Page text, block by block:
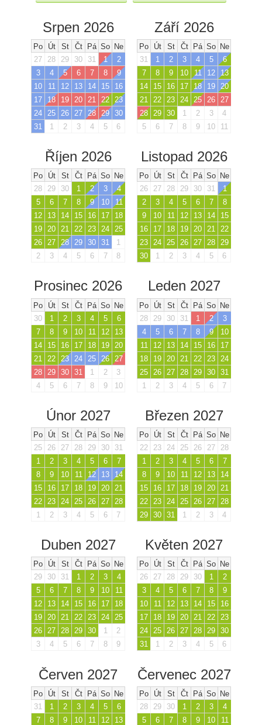
Srpen 2026
Po Út St Čt Pá So Ne
27
28 29 30 31 1
2
3
4 5 6 7 8
9
10
11 12 13 14 15
16
17
18 19 20 21 22
23
24
25 26 27 28 29 30
31
1 2 3 4 5 6
Září 2026
Po Út St Čt Pá So Ne
31
1 2 3 4 5
6
7
8 9 10 11 12
13
14
15 16 17 18 19
20
21
22 23 24 25 26
27
28
29 30 1 2 3
4
5
6 7 8 9 10 11
Říjen 2026
Po Út St Čt Pá So Ne
28
29 30 1 2 3
4
5
6 7 8 9 10
11
12
13 14 15 16 17
18
19 20 21 22 23 24 25
26 27 28 29 30 31
1
2
3 4 5 6 7 8
Listopad 2026
Po Út St Čt Pá So Ne
26
27 28 29 30 31
1
2
3 4 5 6 7
8
9
10 11 12 13 14
15
16
17 18 19 20 21 22
23 24 25 26 27 28 29
30
1 2 3 4 5 6
Prosinec 2026
Po Út St Čt Pá So Ne
30
1 2 3 4 5
6
7
8 9 10 11 12
13
14
15 16 17 18 19
20
21
22 23 24 25 26
27
28
29 30 31 1 2
3
4
5 6 7 8 9 10
Leden 2027
Po Út St Čt Pá So Ne
28
29 30 31 1 2
3
4
5 6 7 8 9
10
11
12 13 14 15 16
17
18
19 20 21 22 23
24
25
26 27 28 29 30 31
1
2 3 4 5 6 7
Únor 2027
Po Út St Čt Pá So Ne
25
26 27 28 29 30
31
1
2 3 4 5 6
7
8
9 10 11 12 13
14
15
16 17 18 19 20 21
22 23 24 25 26 27 28
1
2 3 4 5 6 7
Březen 2027
Po Út St Čt Pá So Ne
22
23 24 25 26 27
28
1
2 3 4 5 6
7
8
9 10 11 12 13
14
15
16 17 18 19 20 21
22 23 24 25 26 27 28
29 30 31 1 2 3 4
Duben 2027
Po Út St Čt Pá So Ne
29
30 31 1 2 3
4
5
6 7 8 9 10
11
12
13 14 15 16 17
18
19 20 21 22 23 24 25
26 27 28 29 30 1
2
3
4 5 6 7 8 9
Květen 2027
Po Út St Čt Pá So Ne
26
27 28 29 30 1
2
3
4 5 6 7 8
9
10
11 12 13 14 15
16
17
18 19 20 21 22 23
24 25 26 27 28 29 30
31
1 2 3 4 5 6
Červen 2027
Po Út St Čt Pá So Ne
31
1 2 3 4 5
6
7
8 9 10 11 12
13
Červenec 2027
Po Út St Čt Pá So Ne
28
29 30 1 2 3
4
5
6 7 8 9 10
11